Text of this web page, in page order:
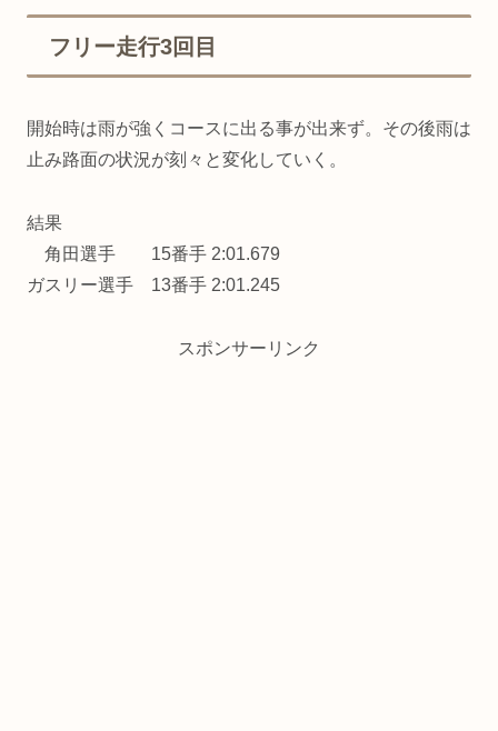
フリー走行3回目
開始時は雨が強くコースに出る事が出来ず。その後雨は
止み路面の状況が刻々と変化していく。
結果
角田選手 15番手 2:01.679
ガスリー選手 13番手 2:01.245
スポンサーリンク